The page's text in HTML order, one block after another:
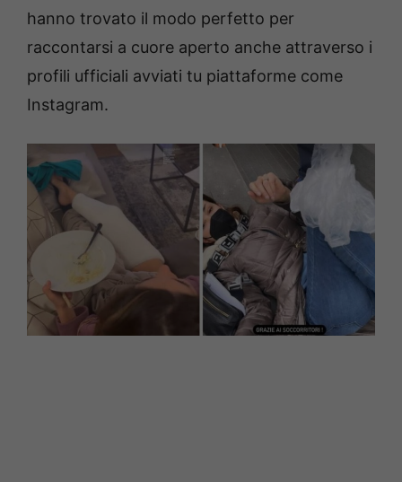
hanno trovato il modo perfetto per
raccontarsi a cuore aperto anche attraverso i
profili ufficiali avviati tu piattaforme come
Instagram.